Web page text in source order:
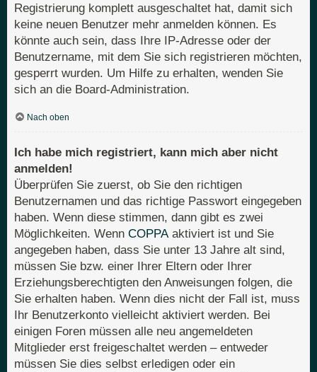
Registrierung komplett ausgeschaltet hat, damit sich
keine neuen Benutzer mehr anmelden können. Es
könnte auch sein, dass Ihre IP-Adresse oder der
Benutzername, mit dem Sie sich registrieren möchten,
gesperrt wurden. Um Hilfe zu erhalten, wenden Sie
sich an die Board-Administration.
Nach oben
Ich habe mich registriert, kann mich aber nicht
anmelden!
Überprüfen Sie zuerst, ob Sie den richtigen
Benutzernamen und das richtige Passwort eingegeben
haben. Wenn diese stimmen, dann gibt es zwei
Möglichkeiten. Wenn COPPAaktiviert ist und Sie
angegeben haben, dass Sie unter 13 Jahre alt sind,
müssen Sie bzw. einer Ihrer Eltern oder Ihrer
Erziehungsberechtigten den Anweisungen folgen, die
Sie erhalten haben. Wenn dies nicht der Fall ist, muss
Ihr Benutzerkonto vielleicht aktiviert werden. Bei
einigen Foren müssen alle neu angemeldeten
Mitglieder erst freigeschaltet werden – entweder
müssen Sie dies selbst erledigen oder ein